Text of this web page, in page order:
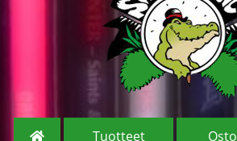
Tuotteet